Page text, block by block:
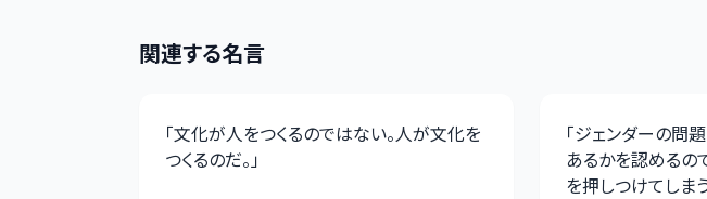
関連する名言
「文化が人をつくるのではない。人が文化を
つくるのだ。」
「ジェンダーの問
あるかを認めるの
を押しつけてしま